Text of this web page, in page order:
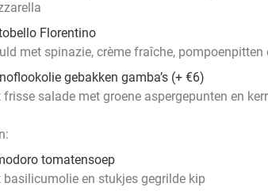
Florentino
met spinazie, crème fraîche, pompoenpitten
gebakken gamba’s (+ €6)
frisse salade met groene aspergepunten en
tomatensoep
basilicumolie en stukjes gegrilde kip